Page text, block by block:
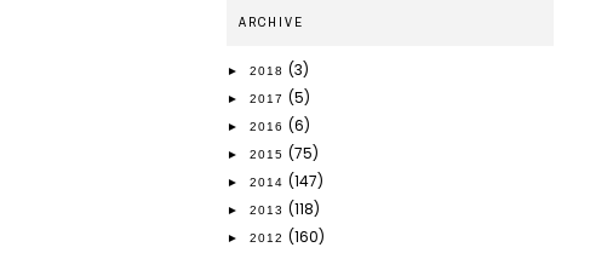
ARCHIVE
► 2018 (3)
► 2017 (5)
► 2016 (6)
► 2015 (75)
► 2014 (147)
► 2013 (118)
► 2012 (160)